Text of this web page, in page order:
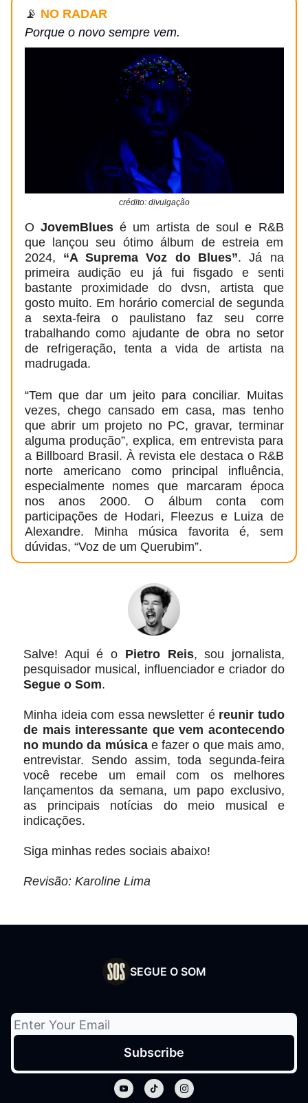
📡 NO RADAR
Porque o novo sempre vem.
crédito: divulgação
O JovemBluesé um artista de soul e R&B
que lançou seu ótimo álbum de estreia em
2024, “A Suprema Voz do Blues”. Já na
primeira audição eu já fui fisgado e senti
bastante proximidade do dvsn, artista que
gosto muito. Em horário comercial de segunda
a sexta-feira o paulistano faz seu corre
trabalhando como ajudante de obra no setor
de refrigeração, tenta a vida de artista na
madrugada.
“Tem que dar um jeito para conciliar. Muitas
vezes, chego cansado em casa, mas tenho
que abrir um projeto no PC, gravar, terminar
alguma produção”, explica, em entrevista para
a Billboard Brasil. À revista ele destaca o R&B
norte americano como principal influência,
especialmente nomes que marcaram época
nos anos 2000. O álbum conta com
participações de Hodari, Fleezus e Luiza de
Alexandre. Minha música favorita é, sem
dúvidas, “Voz de um Querubim”.
Salve! Aqui é o Pietro Reis, sou jornalista,
pesquisador musical, influenciador e criador do
Segue o Som.
Minha ideia com essa newsletter é reunir tudo
de mais interessante que vem acontecendo
no mundo da músicae fazer o que mais amo,
entrevistar. Sendo assim, toda segunda-feira
você recebe um email com os melhores
lançamentos da semana, um papo exclusivo,
as principais notícias do meio musical e
indicações.
Siga minhas redes sociais abaixo!
Revisão: Karoline Lima
SEGUE O SOM